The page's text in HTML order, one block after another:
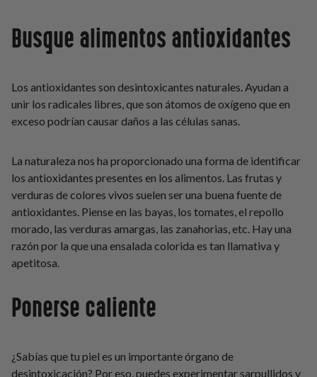
Busque alimentos antioxidantes
Los antioxidantes son desintoxicantes naturales. Ayudan a
unir los radicales libres, que son átomos de oxígeno que en
exceso podrían causar daños a las células sanas.
La naturaleza nos ha proporcionado una forma de identificar
los antioxidantes presentes en los alimentos. Las frutas y
verduras de colores vivos suelen ser una buena fuente de
antioxidantes. Piense en las bayas, los tomates, el repollo
morado, las verduras amargas, las zanahorias, etc. Hay una
razón por la que una ensalada colorida es tan llamativa y
apetitosa.
Ponerse caliente
¿Sabías que tu piel es un importante órgano de
desintoxicación? Por eso, puedes experimentar sarpullidos y